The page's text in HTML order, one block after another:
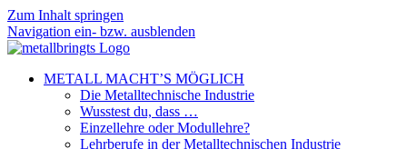
Zum Inhalt springen
Navigation ein- bzw. ausblenden
METALL MACHT’S MÖGLICH
Die Metalltechnische Industrie
Wusstest du, dass …
Einzellehre oder Modullehre?
Lehrberufe in der Metalltechnischen Industrie